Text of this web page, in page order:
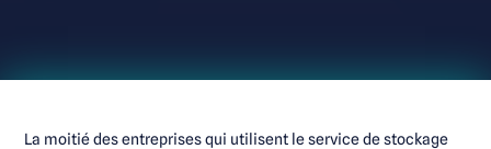
La moitié des entreprises qui utilisent le service de stockage